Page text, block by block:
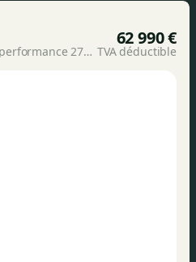
62 990 €
Audi A6 Avant S line e-tron performance 270,00 kW TVA déductible